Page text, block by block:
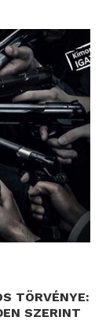
TÖRVÉNYE:
SZERINT